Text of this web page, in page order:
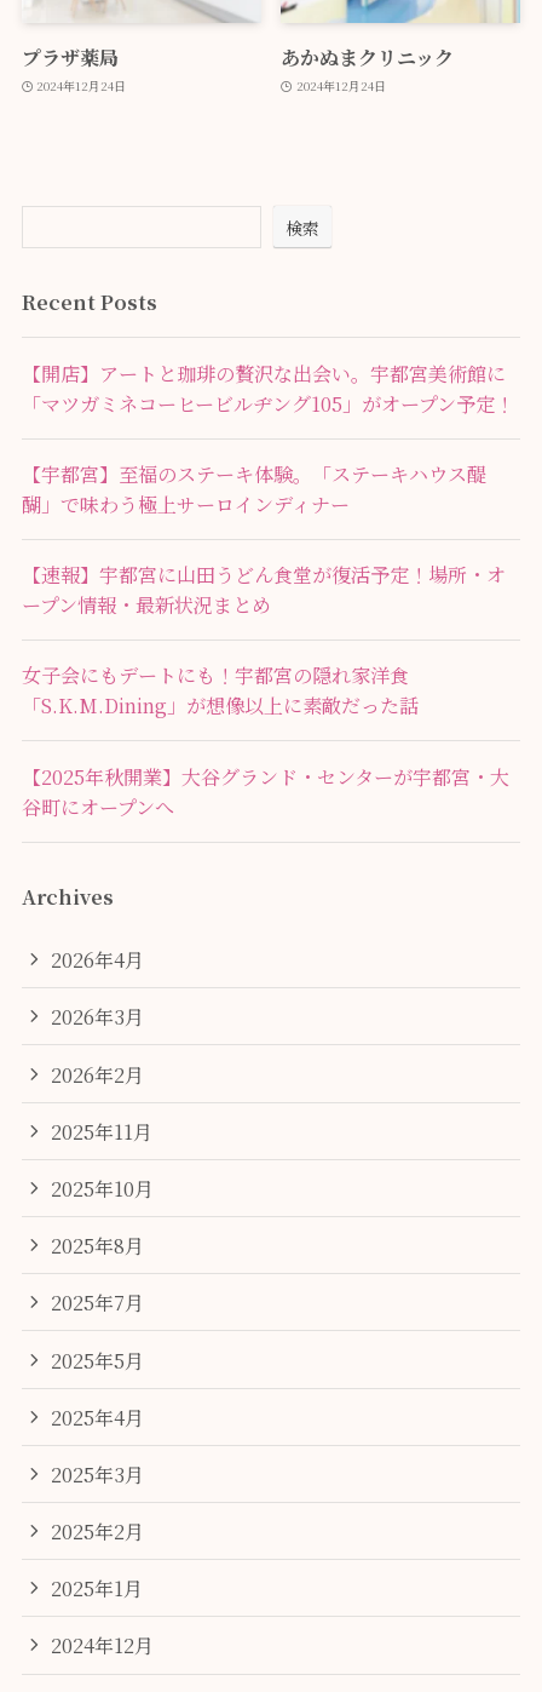
プラザ薬局
2024年12月24日
あかぬまクリニック
2024年12月24日
検索
Recent Posts
【開店】アートと珈琲の贅沢な出会い。宇都宮美術館に
「マツガミネコーヒービルヂング105」がオープン予定！
【宇都宮】至福のステーキ体験。「ステーキハウス醍
醐」で味わう極上サーロインディナー
【速報】宇都宮に山田うどん食堂が復活予定！場所・オ
ープン情報・最新状況まとめ
女子会にもデートにも！宇都宮の隠れ家洋食
「S.K.M.Dining」が想像以上に素敵だった話
【2025年秋開業】大谷グランド・センターが宇都宮・大
谷町にオープンへ
Archives
2026年4月
2026年3月
2026年2月
2025年11月
2025年10月
2025年8月
2025年7月
2025年5月
2025年4月
2025年3月
2025年2月
2025年1月
2024年12月